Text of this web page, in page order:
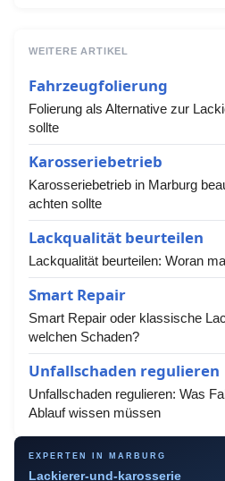
WEITERE ARTIKEL
Fahrzeugfolierung
Folierung als Alternative zur
sollte
Karosseriebetrieb
Karosseriebetrieb in Marburg
achten sollte
Lackqualität beurteilen
Lackqualität beurteilen: Woran
Smart Repair
Smart Repair oder klassische
welchen Schaden?
Unfallschaden regulieren
Unfallschaden regulieren: Was
Ablauf wissen müssen
EXPERTEN IN MARBURG
Lackierer-und-karosserie